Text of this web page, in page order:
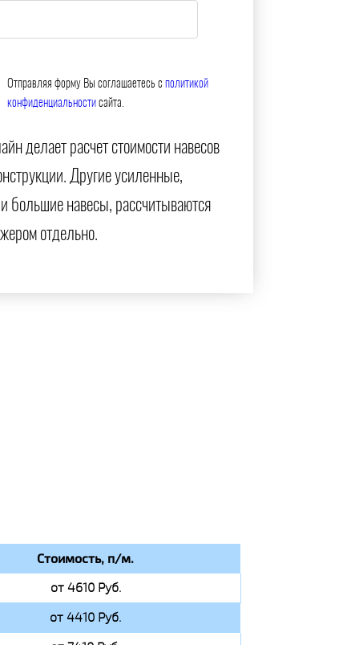
Отправляя форму Вы соглашаетесь с политикой
конфиденциальности сайта.
делает расчет стоимости навесов
Другие усиленные,
большие навесы, рассчитываются
отдельно.
Стоимость, п/м.
от 4610 Руб.
от 4410 Руб.